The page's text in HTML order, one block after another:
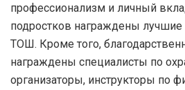
профессионализм и личный
подростков награждены
ТОШ. Кроме того,
награждены специалисты по
организаторы, инструкторы по